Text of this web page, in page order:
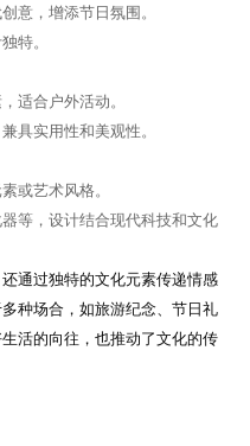
意，增添节日氛围。
特。
适合户外活动。
具实用性和美观性。
或艺术风格。
等，设计结合现代科技和文化
通过独特的文化元素传递情感
种场合，如旅游纪念、节日礼
活的向往，也推动了文化的传